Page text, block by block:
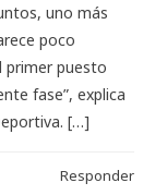
uno más
poco
primer puesto
fase”, explica
[…]
Responder